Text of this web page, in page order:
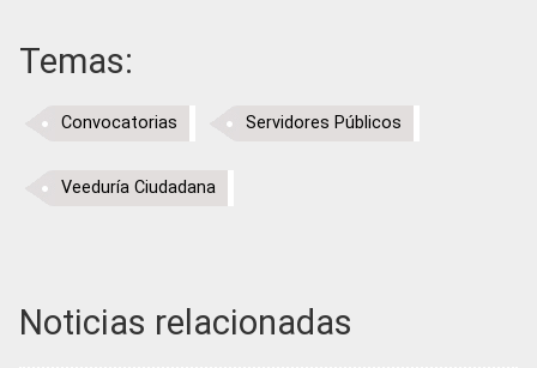
Temas:
Convocatorias Servidores Públicos
Veeduría Ciudadana
Noticias relacionadas